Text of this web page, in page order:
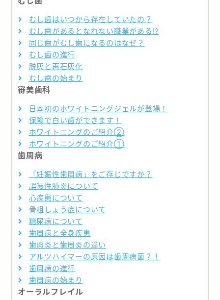
むし歯はいつから存在していたの？
むし歯があるとなれない職業がある⁉
同じ歯がむし歯になるのはなぜ？
むし歯の進行
脱灰と再石灰化
むし歯の始まり
審美歯科
日本初のホワイトニングジェルが登場！
保険で白い歯ができます！
ホワイトニングのご紹介②
ホワイトニングのご紹介①
歯周病
「妊娠性歯周病」をご存じですか？
誤嚥性肺炎について
心疾患について
骨粗しょう症について
糖尿病について
歯周病と全身疾患
歯肉炎と歯周炎の違い
アルツハイマーの原因は歯周病菌？！
歯周病の進行
歯周病の始まり
オーラルフレイル